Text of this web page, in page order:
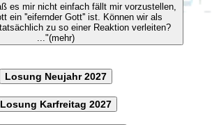
es mir nicht einfach fällt mir vorzustellen,
Gott'' ist. Können wir als
zu so einer Reaktion verleiten?
..."(mehr)
Losung Neujahr 2027
Losung Karfreitag 2027